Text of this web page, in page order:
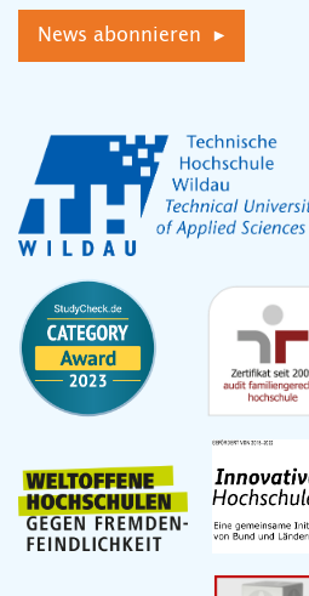
News abonnieren ▸